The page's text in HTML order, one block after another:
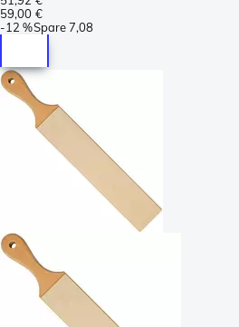
59,00 €
-12 %Spare7,08